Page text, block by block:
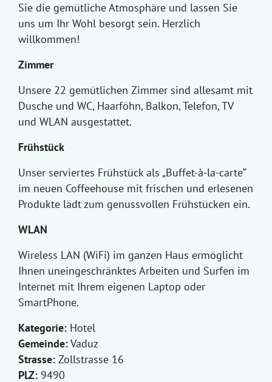
Sie die gemütliche Atmosphäre und lassen Sie
uns um Ihr Wohl besorgt sein. Herzlich
willkommen!
Zimmer
Unsere 22 gemütlichen Zimmer sind allesamt mit
Dusche und WC, Haarföhn, Balkon, Telefon, TV
und WLAN ausgestattet.
Frühstück
Unser serviertes Frühstück als „Buffet-à-la-carte“
im neuen Coffeehouse mit frischen und erlesenen
Produkte lädt zum genussvollen Frühstücken ein.
WLAN
Wireless LAN (WiFi) im ganzen Haus ermöglicht
Ihnen uneingeschränktes Arbeiten und Surfen im
Internet mit Ihrem eigenen Laptop oder
SmartPhone.
Kategorie: Hotel
Gemeinde:Vaduz
Strasse: Zollstrasse 16
PLZ: 9490